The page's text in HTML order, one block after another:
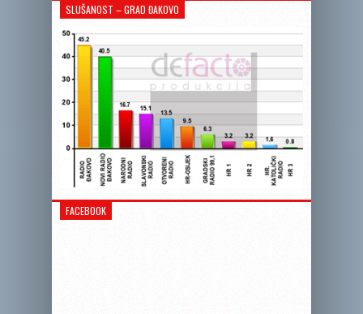
SLUŠANOST – GRAD ĐAKOVO
FACEBOOK